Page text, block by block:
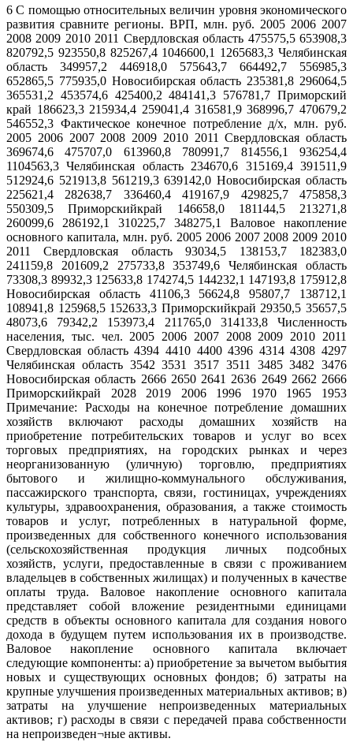
6 С помощью относительных величин уровня экономического
развития сравните регионы. ВРП, млн. руб. 2005 2006 2007
2008 2009 2010 2011 Свердловская область 475575,5 653908,3
820792,5 923550,8 825267,4 1046600,1 1265683,3 Челябинская
область 349957,2 446918,0 575643,7 664492,7 556985,3
652865,5 775935,0 Новосибирская область 235381,8 296064,5
365531,2 453574,6 425400,2 484141,3 576781,7 Приморский
край 186623,3 215934,4 259041,4 316581,9 368996,7 470679,2
546552,3 Фактическое конечное потребление д/х, млн. руб.
2005 2006 2007 2008 2009 2010 2011 Свердловская область
369674,6 475707,0 613960,8 780991,7 814556,1 936254,4
1104563,3 Челябинская область 234670,6 315169,4 391511,9
512924,6 521913,8 561219,3 639142,0 Новосибирская область
225621,4 282638,7 336460,4 419167,9 429825,7 475858,3
550309,5 Пpимоpскийкpай 146658,0 181144,5 213271,8
260099,6 286192,1 310225,7 348275,1 Валовое накопление
основного капитала, млн. руб. 2005 2006 2007 2008 2009 2010
2011 Свердловская область 93034,5 138153,7 182383,0
241159,8 201609,2 275733,8 353749,6 Челябинская область
73308,3 89932,3 125633,8 174274,5 144232,1 147193,8 175912,8
Новосибирская область 41106,3 56624,8 95807,7 138712,1
108941,8 125968,5 152633,3 Пpимоpскийкpай 29350,5 35657,5
48073,6 79342,2 153973,4 211765,0 314133,8 Численность
населения, тыс. чел. 2005 2006 2007 2008 2009 2010 2011
Свердловская область 4394 4410 4400 4396 4314 4308 4297
Челябинская область 3542 3531 3517 3511 3485 3482 3476
Новосибирская область 2666 2650 2641 2636 2649 2662 2666
Пpимоpскийкpай 2028 2019 2006 1996 1970 1965 1953
Примечание: Расходы на конечное потребление домашних
хозяйств включают расходы домашних хозяйств на
приобретение потребительских товаров и услуг во всех
торговых предприятиях, на городских рынках и через
неорганизованную (уличную) торговлю, предприятиях
бытового и жилищно-коммунального обслуживания,
пассажирского транспорта, связи, гостиницах, учреждениях
культуры, здравоохранения, образования, а также стоимость
товаров и услуг, потребленных в натуральной форме,
произведенных для собственного конечного использования
(сельскохозяйственная продукция личных подсобных
хозяйств, услуги, предоставленные в связи с проживанием
владельцев в собственных жилищах) и полученных в качестве
оплаты труда. Валовое накопление основного капитала
представляет собой вложение резидентными единицами
средств в объекты основного капитала для создания нового
дохода в будущем путем использования их в производстве.
Валовое накопление основного капитала включает
следующие компоненты: а) приобретение за вычетом выбытия
новых и существующих основных фондов; б) затраты на
крупные улучшения произведенных материальных активов; в)
затраты на улучшение непроизведенных материальных
активов; г) расходы в связи с передачей права собственности
на непроизведен¬ные активы.